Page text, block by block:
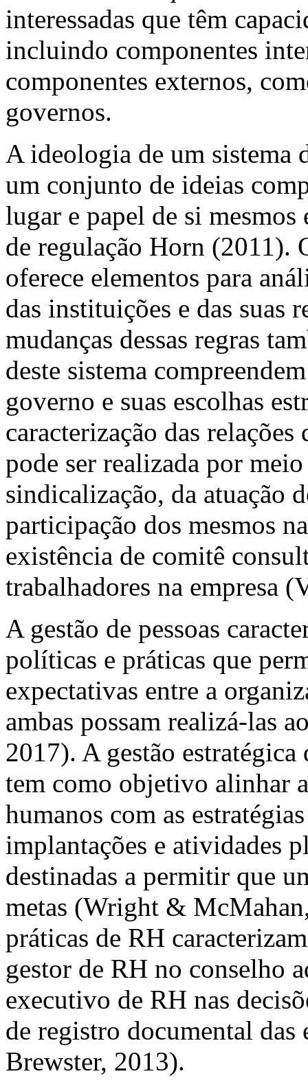
interessadas que têm
incluindo componentes
componentes externos,
governos.
A ideologia de um sistema
um conjunto de ideias
lugar e papel de si mesmos
de regulação Horn (2011).
oferece elementos para
das instituições e das suas
mudanças dessas regras
deste sistema
governo e suas escolhas
caracterização das
pode ser realizada por
sindicalização, da atuação
participação dos mesmos
existência de comitê
trabalhadores na empresa
A gestão de pessoas
políticas e práticas que
expectativas entre a
ambas possam realizá-las
2017). A gestão
tem como objetivo alinhar
humanos com as
implantações e atividades
destinadas a permitir que
metas (Wright &
práticas de RH
gestor de RH no conselho
executivo de RH nas
de registro documental
Brewster, 2013).